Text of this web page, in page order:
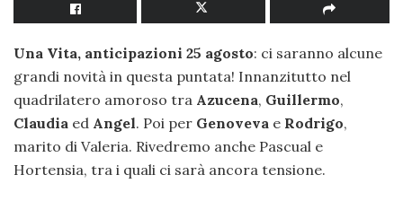
Una Vita, anticipazioni 25 agosto: ci saranno alcune
grandi novità in questa puntata! Innanzitutto nel
quadrilatero amoroso tra Azucena, Guillermo,
Claudia ed Angel. Poi per Genoveva e Rodrigo,
marito di Valeria. Rivedremo anche Pascual e
Hortensia, tra i quali ci sarà ancora tensione.